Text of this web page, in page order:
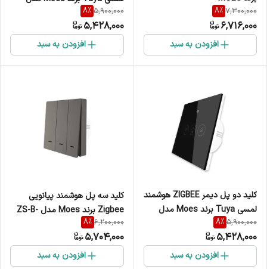
7,300,000
8%
6,716,000
افزودن به سبد
ZS-EUC
5,900,000
8%
5,428,000
افزودن به سبد
کلید دو پل دیمر ZIGBEE هوشمند
لمسی Tuya برند Moes مدل
2ZS-EUD
5,900,000
8%
5,428,000
افزودن به سبد
کلید سه پل هوشمند پیانویی
Zigbee برند Moes مدل ZS-B-
EU3
6,200,000
8%
5,704,000
افزودن به سبد